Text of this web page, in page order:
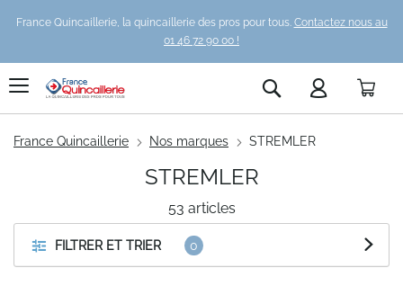
France Quincaillerie, la quincaillerie des pros pour tous. Contactez nous au
01 46 72 90 00 !
Rechercher
France Quincaillerie Nos marques STREMLER
FILTRER ET TRIER
53 articles
STREMLER